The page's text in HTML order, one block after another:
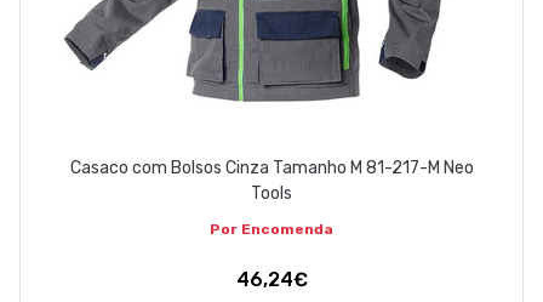
Casaco com Bolsos Cinza Tamanho M 81-217-M Neo
Tools
Por Encomenda
46,24€